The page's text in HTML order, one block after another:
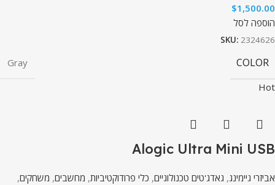
$1,500.00
הוספה לסל
SKU: 2324626
COLOR
Gray
Hot
Alogic Ultra Mini USB
אביזרי גיימינג, גאדג'טים טכנולוגיים, כלי פרודוקטיביות, מחשבים, משחקים,